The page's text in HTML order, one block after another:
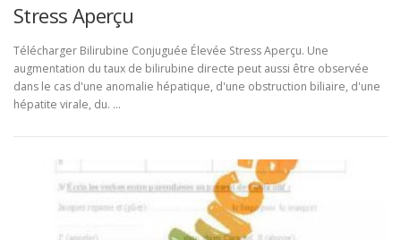
Stress Aperçu
Télécharger Bilirubine Conjuguée Élevée Stress Aperçu. Une
augmentation du taux de bilirubine directe peut aussi être observée
dans le cas d'une anomalie hépatique, d'une obstruction biliaire, d'une
hépatite virale, du. …